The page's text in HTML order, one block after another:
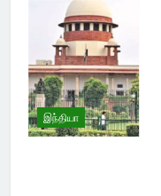
இந்தியா